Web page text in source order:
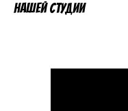
нашей студии